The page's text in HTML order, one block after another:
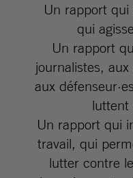
Un rapport qui
qui
Un rapport
journalistes,
aux
luttent
Un rapport qui
travail, qui
lutter contre